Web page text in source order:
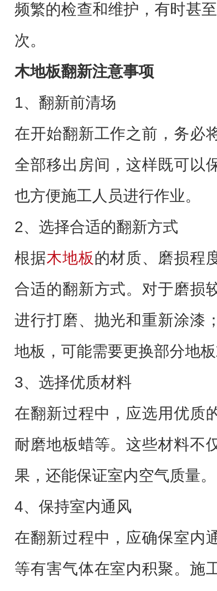
频繁的检查和维护，有时甚
次。
木地板翻新注意事项
1、翻新前清场
在开始翻新工作之前，务必
全部移出房间，这样既可以
也方便施工人员进行作业。
2、选择合适的翻新方式
根据木地板的材质、磨损程
合适的翻新方式。对于磨损
进行打磨、抛光和重新涂漆
地板，可能需要更换部分地
3、选择优质材料
在翻新过程中，应选用优质
耐磨地板蜡等。这些材料不
果，还能保证室内空气质量。
4、保持室内通风
在翻新过程中，应确保室内
等有害气体在室内积聚。施